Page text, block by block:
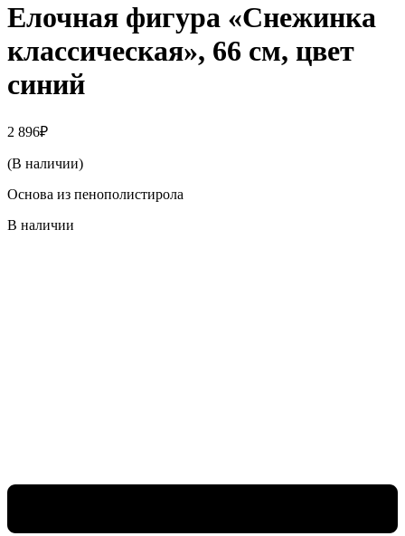
Елочная фигура «Снежинка
классическая», 66 см, цвет
синий
2 896₽
(В наличии)
Основа из пенополистирола
В наличии